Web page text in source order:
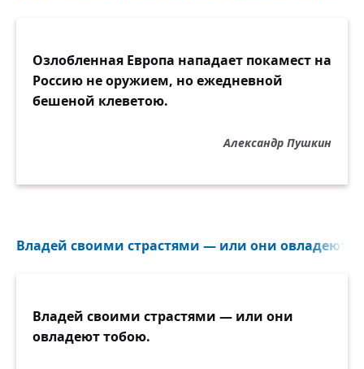
Озлобленная Европа нападает покамест на
Россию не оружием, но ежедневной
бешеной клеветою.
Александр Пушкин
Владей своими страстями — или они овладеют
Владей своими страстями — или они
овладеют тобою.